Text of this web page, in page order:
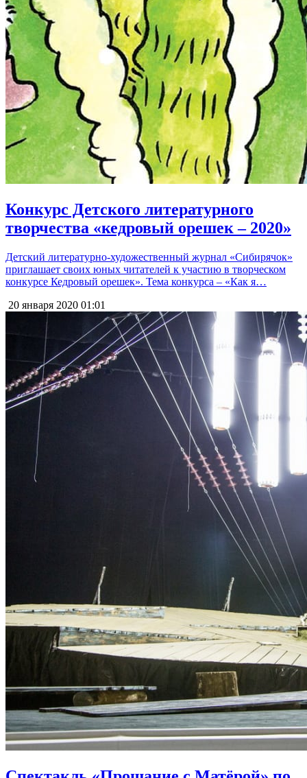
Конкурс Детского литературного
творчества «кедровый орешек – 2020»
Детский литературно-художественный журнал «Сибирячок»
приглашает своих юных читателей к участию в творческом
конкурсе Кедровый орешек». Тема конкурса – «Как я…
20 января 2020 01:01